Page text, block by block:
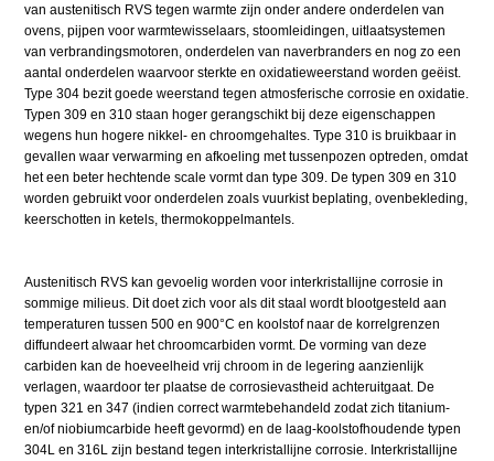
van austenitisch RVS tegen warmte zijn onder andere onderdelen van
ovens, pijpen voor warmtewisselaars, stoomleidingen, uitlaatsystemen
van verbrandingsmotoren, onderdelen van naverbranders en nog zo een
aantal onderdelen waarvoor sterkte en oxidatieweerstand worden geëist.
Type 304 bezit goede weerstand tegen atmosferische corrosie en oxidatie.
Typen 309 en 310 staan hoger gerangschikt bij deze eigenschappen
wegens hun hogere nikkel- en chroomgehaltes. Type 310 is bruikbaar in
gevallen waar verwarming en afkoeling met tussenpozen optreden, omdat
het een beter hechtende scale vormt dan type 309. De typen 309 en 310
worden gebruikt voor onderdelen zoals vuurkist beplating, ovenbekleding,
keerschotten in ketels, thermokoppelmantels.
Austenitisch RVS kan gevoelig worden voor interkristallijne corrosie in
sommige milieus. Dit doet zich voor als dit staal wordt blootgesteld aan
temperaturen tussen 500 en 900°C en koolstof naar de korrelgrenzen
diffundeert alwaar het chroomcarbiden vormt. De vorming van deze
carbiden kan de hoeveelheid vrij chroom in de legering aanzienlijk
verlagen, waardoor ter plaatse de corrosievastheid achteruitgaat. De
typen 321 en 347 (indien correct warmtebehandeld zodat zich titanium-
en/of niobiumcarbide heeft gevormd) en de laag-koolstofhoudende typen
304L en 316L zijn bestand tegen interkristallijne corrosie. Interkristallijne